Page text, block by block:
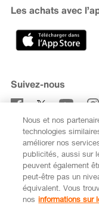
Recherche de
Banque Migros
Carrière
Sponsoring
Médias
Code de conduite et
Les achats avec
Suivez-nous
FR
Nous et nos
technologies
améliorer nos
publicités, aussi sur
peuvent également
peut-être pas un
équivalent. Vous
nos informations sur